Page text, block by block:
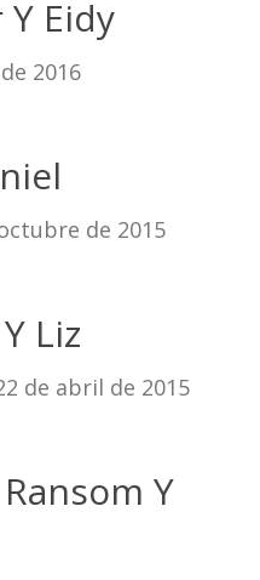
Eidy
2016
de 2015
Liz
de abril de 2015
Y